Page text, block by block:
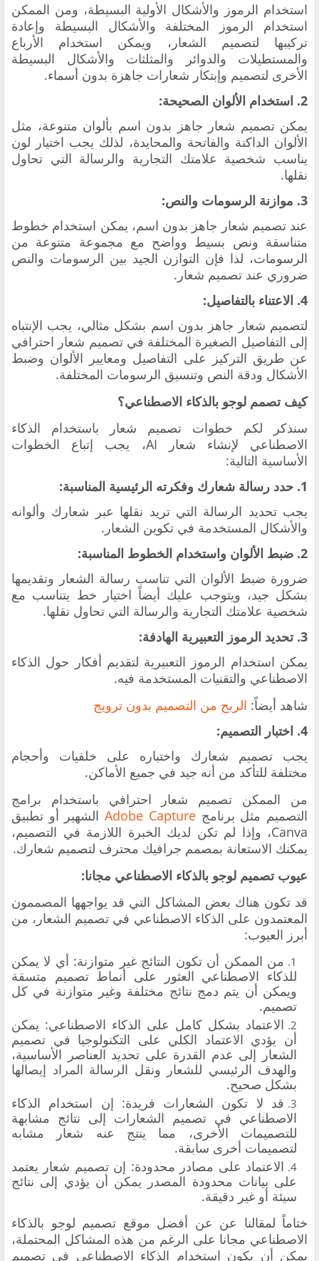
استخدام الرموز والأشكال الأولية البسيطة، ومن الممكن
استخدام الرموز المختلفة والأشكال البسيطة وإعادة
تركيبها لتصميم الشعار، ويمكن استخدام الأرباع
والمستطيلات والدوائر والمثلثات والأشكال البسيطة
الأخرى لتصميم وإبتكار شعارات جاهزة بدون أسماء.
2. استخدام الألوان الصحيحة:
يمكن تصميم شعار جاهز بدون اسم بألوان متنوعة، مثل
الألوان الداكنة والفاتحة والمحايدة، لذلك يجب اختيار لون
يناسب شخصية علامتك التجارية والرسالة التي تحاول
نقلها.
3. موازنة الرسومات والنص:
عند تصميم شعار جاهز بدون اسم، يمكن استخدام خطوط
متناسقة ونص بسيط وواضح مع مجموعة متنوعة من
الرسومات، لذا فإن التوازن الجيد بين الرسومات والنص
ضروري عند تصميم شعار.
4. الاعتناء بالتفاصيل:
لتصميم شعار جاهز بدون اسم بشكل مثالي، يجب الإنتباه
إلى التفاصيل الصغيرة المختلفة في تصميم شعار احترافي
عن طريق التركيز على التفاصيل ومعايير الألوان وضبط
الأشكال ودقة النص وتنسيق الرسومات المختلفة.
كيف تصمم لوجو بالذكاء الاصطناعي؟
سنذكر لكم خطوات تصميم شعار باستخدام الذكاء
الاصطناعي لإنشاء شعار AI، يجب إتباع الخطوات
الأساسية التالية:
1. حدد رسالة شعارك وفكرته الرئيسية المناسبة:
يجب تحديد الرسالة التي تريد نقلها عبر شعارك وألوانه
والأشكال المستخدمة في تكوين الشعار.
2. ضبط الألوان واستخدام الخطوط المناسبة:
ضرورة ضبط الألوان التي تناسب رسالة الشعار وتقديمها
بشكل جيد، ويتوجب عليك أيضاً اختيار خط يتناسب مع
شخصية علامتك التجارية والرسالة التي تحاول نقلها.
3. تحديد الرموز التعبيرية الهادفة:
يمكن استخدام الرموز التعبيرية لتقديم أفكار حول الذكاء
الاصطناعي والتقنيات المستخدمة فيه.
شاهد أيضاً: الربح من التصميم بدون ترويج
4. اختبار التصميم:
يجب تصميم شعارك واختباره على خلفيات وأحجام
مختلفة للتأكد من أنه جيد في جميع الأماكن.
من الممكن تصميم شعار احترافي باستخدام برامج
التصميم مثل برنامجAdobe Captureالشهير أو تطبيق
Canva، وإذا لم تكن لديك الخبرة اللازمة في التصميم،
يمكنك الاستعانة بمصمم جرافيك محترف لتصميم شعارك.
عيوب تصميم لوجو بالذكاء الاصطناعي مجانا:
قد تكون هناك بعض المشاكل التي قد يواجهها المصممون
المعتمدون على الذكاء الاصطناعي في تصميم الشعار، من
أبرز العيوب:
من الممكن أن تكون النتائج غير متوازنة: أي لا يمكن
للذكاء الاصطناعي العثور على أنماط تصميم متسقة
ويمكن أن يتم دمج نتائج مختلفة وغير متوازنة في كل
تصميم.
الاعتماد بشكل كامل على الذكاء الاصطناعي: يمكن
أن يؤدي الاعتماد الكلي على التكنولوجيا في تصميم
الشعار إلى عدم القدرة على تحديد العناصر الأساسية،
والهدف الرئيسي للشعار ونقل الرسالة المراد إيصالها
بشكل صحيح.
قد لا تكون الشعارات فريدة: إن استخدام الذكاء
الاصطناعي في تصميم الشعارات إلى نتائج مشابهة
للتصميمات الأخرى، مما ينتج عنه شعار مشابه
لتصميمات أخرى سابقة.
الاعتماد على مصادر محدودة: إن تصميم شعار يعتمد
على بيانات محدودة المصدر يمكن أن يؤدي إلى نتائج
سيئة أو غير دقيقة.
ختاماً لمقالنا عن عن أفضل موقع تصميم لوجو بالذكاء
الاصطناعي مجانا على الرغم من هذه المشاكل المحتملة،
يمكن أن يكون استخدام الذكاء الاصطناعي في تصميم